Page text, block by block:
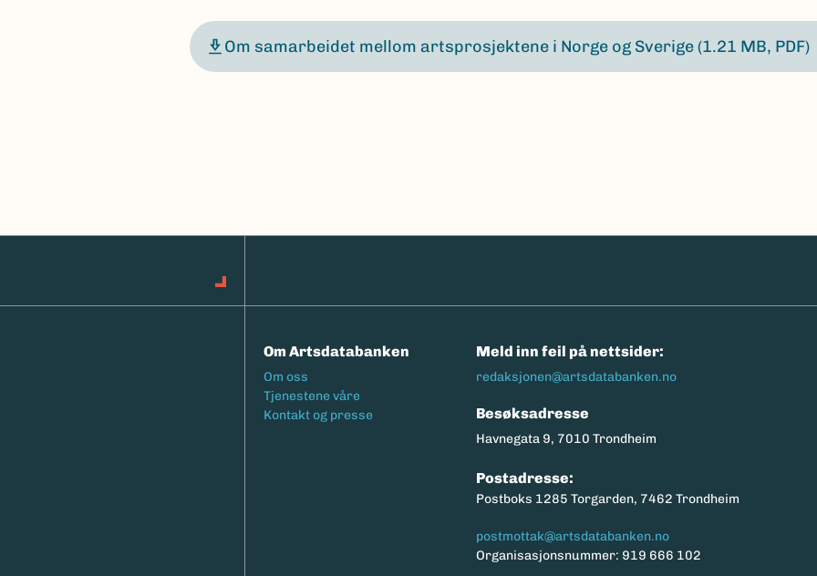
Om samarbeidet mellom artsprosjektene i Norge og Sverige(1.21 MB, PDF)
Om Artsdatabanken
Footermeny
Om oss
Tjenestene våre
Kontakt og presse
Meld inn feil på nettsider:
redaksjonen@artsdatabanken.no
Besøksadresse
Havnegata 9, 7010 Trondheim
Postadresse:
Postboks 1285 Torgarden, 7462 Trondheim
postmottak@artsdatabanken.no
Organisasjonsnummer: 919 666 102